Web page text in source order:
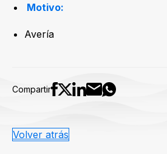
Motivo:
Avería
Compartir
Volver atrás